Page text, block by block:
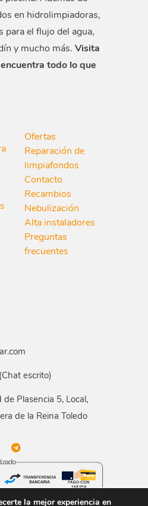
en hidrolimpiadoras,
para el flujo del agua,
y mucho más. Visita
todo lo que
Ofertas
Reparación de
limpiafondos
Contacto
Recambios
Nebulización
Alta instaladores
Preguntas
frecuentes
escrito)
Plasencia 5, Local,
de la Reina Toledo
la mejor experiencia en